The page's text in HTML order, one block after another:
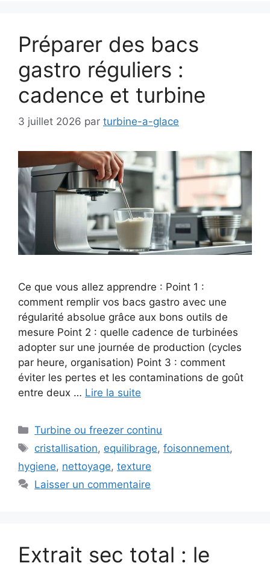
Préparer des bacs
gastro réguliers :
cadence et turbine
3 juillet 2026 par turbine-a-glace
Ce que vous allez apprendre : Point 1 :
comment remplir vos bacs gastro avec une
régularité absolue grâce aux bons outils de
mesure Point 2 : quelle cadence de turbinées
adopter sur une journée de production (cycles
par heure, organisation) Point 3 : comment
éviter les pertes et les contaminations de goût
entre deux … Lire la suite
Catégories
Turbine ou freezer continu
Étiquettes
cristallisation, equilibrage,foisonnement,
hygiene, nettoyage, texture
Laisser un commentaire
Extrait sec total : le